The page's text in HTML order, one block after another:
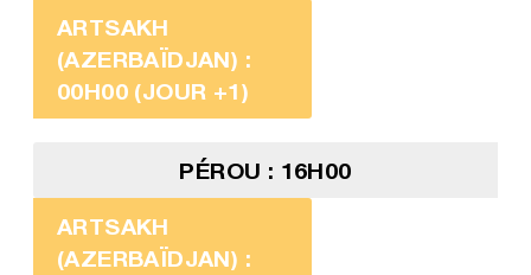
ARTSAKH
(AZERBAÏDJAN) :
00H00 (JOUR +1)
PÉROU : 16H00
ARTSAKH
(AZERBAÏDJAN) :